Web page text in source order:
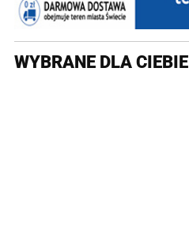
WYBRANE DLA CIEBIE